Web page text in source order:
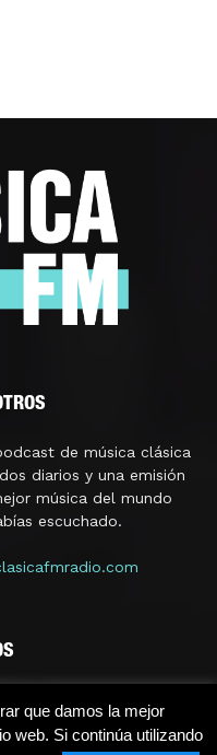
de música clásica
diarios y una emisión
música del mundo
escuchado.
que damos la mejor
web. Si continúa utilizando